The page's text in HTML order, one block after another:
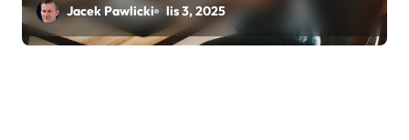
Jacek Pawlicki lis 3, 2025